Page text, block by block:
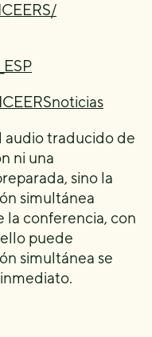
audio traducido de
ni una
sino la
simultánea
la conferencia, con
puede
simultánea se